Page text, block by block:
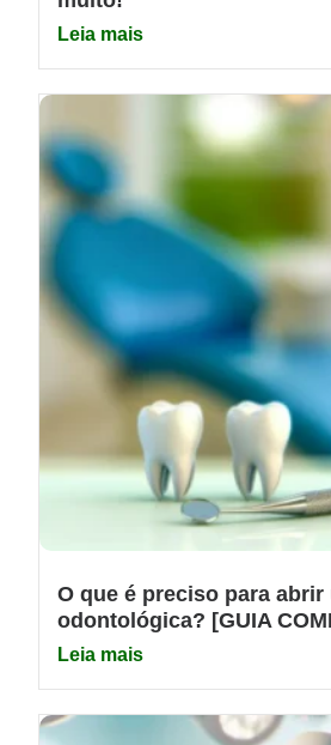
Leia mais
O que é preciso para
odontológica? [GUIA
Leia mais